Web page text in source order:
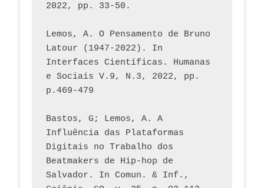
2022, pp. 33-50.
Lemos, A. O Pensamento de Bruno
Latour (1947-2022). In
Interfaces Científicas. Humanas
e Sociais V.9, N.3, 2022, pp.
p.469-479
Bastos, G; Lemos, A. A
Influência das Plataformas
Digitais no Trabalho dos
Beatmakers de Hip-hop de
Salvador. In Comun. & Inf.,